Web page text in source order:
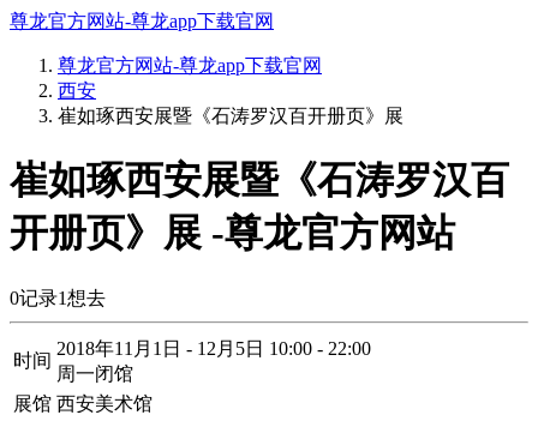
尊龙官方网站-尊龙app下载官网
尊龙官方网站-尊龙app下载官网
西安
崔如琢西安展暨《石涛罗汉百开册页》展
崔如琢西安展暨《石涛罗汉百
开册页》展 -尊龙官方网站
0记录1想去
时间
2018年11月1日 - 12月5日 10:00 - 22:00
周一闭馆
展馆 西安美术馆